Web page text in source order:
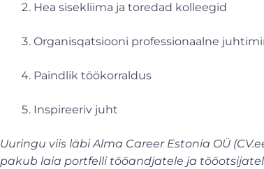
Hea sisekliima ja toredad kolleegid
Organisqatsiooni professionaalne
Paindlik töökorraldus
Inspireeriv juht
Uuringu viis läbi Alma Career Estonia OÜ
pakub laia portfelli tööandjatele ja